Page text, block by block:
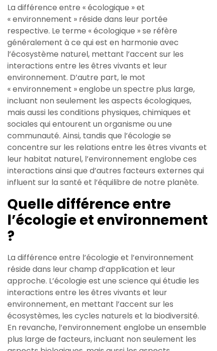
La différence entre « écologique » et
« environnement » réside dans leur portée
respective. Le terme « écologique » se réfère
généralement à ce qui est en harmonie avec
l’écosystème naturel, mettant l’accent sur les
interactions entre les êtres vivants et leur
environnement. D’autre part, le mot
« environnement » englobe un spectre plus large,
incluant non seulement les aspects écologiques,
mais aussi les conditions physiques, chimiques et
sociales qui entourent un organisme ou une
communauté. Ainsi, tandis que l’écologie se
concentre sur les relations entre les êtres vivants et
leur habitat naturel, l’environnement englobe ces
interactions ainsi que d’autres facteurs externes qui
influent sur la santé et l’équilibre de notre planète.
Quelle différence entre
l’écologie et environnement
?
La différence entre l’écologie et l’environnement
réside dans leur champ d’application et leur
approche. L’écologie est une science qui étudie les
interactions entre les êtres vivants et leur
environnement, en mettant l’accent sur les
écosystèmes, les cycles naturels et la biodiversité.
En revanche, l’environnement englobe un ensemble
plus large de facteurs, incluant non seulement les